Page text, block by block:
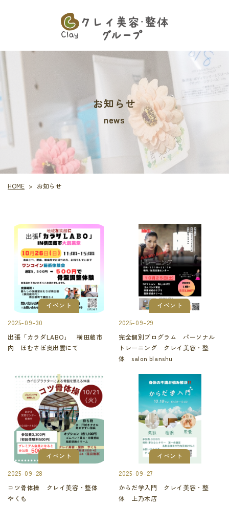
お知らせ
news
HOME > お知らせ
イベント
2025-09-30
出張「カラダLABO」 横田蔵市
内 ほむさぽ奥出雲にて
イベント
2025-09-29
完全個別プログラム パーソナル
トレーニング クレイ美容・整
体 salon blanshu
イベント
2025-09-28
コツ骨体操 クレイ美容・整体
やくも
イベント
2025-09-27
からだ学入門 クレイ美容・整
体 上乃木店